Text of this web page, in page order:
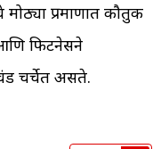
प्रमाणात कौतुक
फिटनेसने
चर्चेत असते.